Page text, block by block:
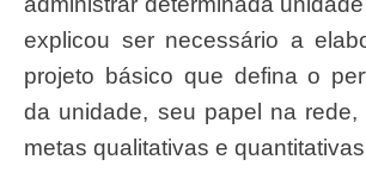
explicou ser necessário a
projeto básico que defina o
da unidade, seu papel na
metas qualitativas e